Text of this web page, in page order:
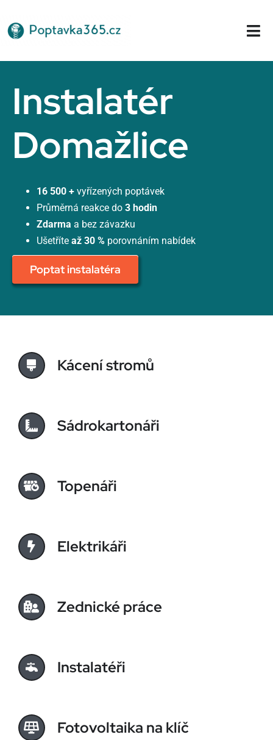
na
obsah
Instalatér
Domažlice
16 500 + vyřízených poptávek
Průměrná reakce do 3 hodin
Zdarma a bez závazku
Ušetříte až 30 %porovnáním nabídek
Poptat instalatéra
Kácení stromů
Sádrokartonáři
Topenáři
Elektrikáři
Zednické práce
Instalatéři
Fotovoltaika na klíč